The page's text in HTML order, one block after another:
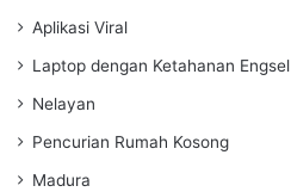
Aplikasi Viral
Laptop dengan Ketahanan Engsel
Nelayan
Pencurian Rumah Kosong
Madura